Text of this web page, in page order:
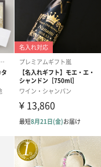
いたします。ギフトへ